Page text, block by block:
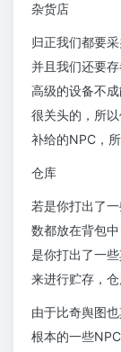
杂货店
归正我们都要
并且我们还要
高级的设备不
很关头的，所
补给的NPC，
仓库
若是你打出了
数都放在背包
是你打出了一
来进行贮存，仓
由于比奇舆图
根本的一些